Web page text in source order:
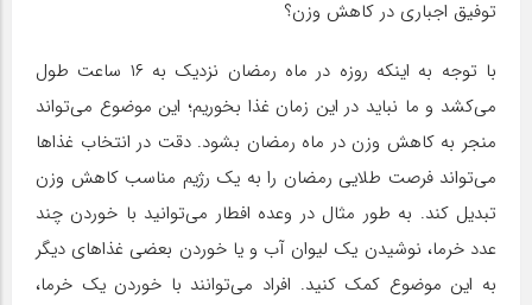
توفیق اجباری در کاهش وزن؟
با توجه به اینکه روزه در ماه رمضان نزدیک به ۱۶ ساعت طول
می‌کشد و ما نباید در این زمان غذا بخوریم؛ این موضوع می‌تواند
منجر به کاهش وزن در ماه رمضان بشود. دقت در انتخاب غذاها
می‌تواند فرصت طلایی رمضان را به یک رژیم مناسب کاهش وزن
تبدیل کند. به طور مثال در وعده افطار می‌توانید با خوردن چند
عدد خرما، نوشیدن یک لیوان آب و یا خوردن بعضی غذاهای دیگر
به این موضوع کمک کنید. افراد می‌توانند با خوردن یک خرما،